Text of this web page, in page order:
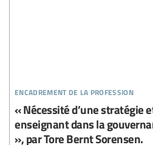
encadrement de la profession
« Nécessité d’une stratégie
enseignant dans la
», par Tore Bernt Sorensen.